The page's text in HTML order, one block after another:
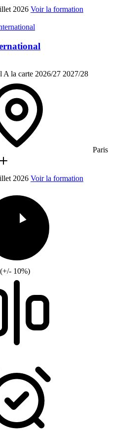
2026 Voir la formation
A la carte 2026/27 2027/28
Paris
2026 Voir la formation
10%)